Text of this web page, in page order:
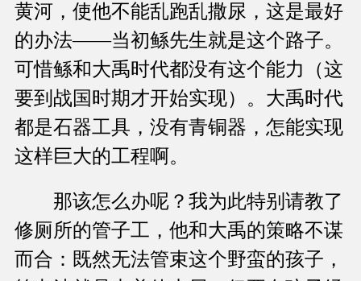
黄河，使他不能乱跑乱撒尿，这是最好
的办法——当初鲧先生就是这个路子。
可惜鲧和大禹时代都没有这个能力（这
要到战国时期才开始实现）。大禹时代
都是石器工具，没有青铜器，怎能实现
这样巨大的工程啊。
那该怎么办呢？我为此特别请教了
修厕所的管子工，他和大禹的策略不谋
而合：既然无法管束这个野蛮的孩子，